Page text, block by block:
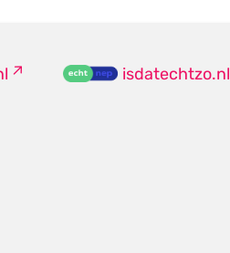
isdatechtzo.nl